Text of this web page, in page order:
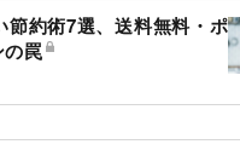
節約術7選、送料無料・ポ
の罠